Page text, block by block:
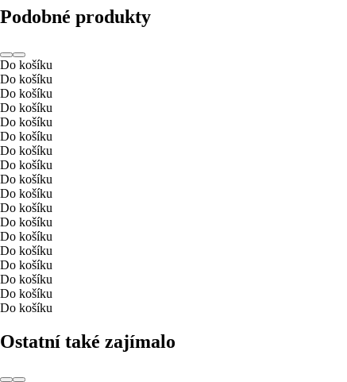
Podobné produkty
Do košíku
Do košíku
Do košíku
Do košíku
Do košíku
Do košíku
Do košíku
Do košíku
Do košíku
Do košíku
Do košíku
Do košíku
Do košíku
Do košíku
Do košíku
Do košíku
Do košíku
Do košíku
Ostatní také zajímalo